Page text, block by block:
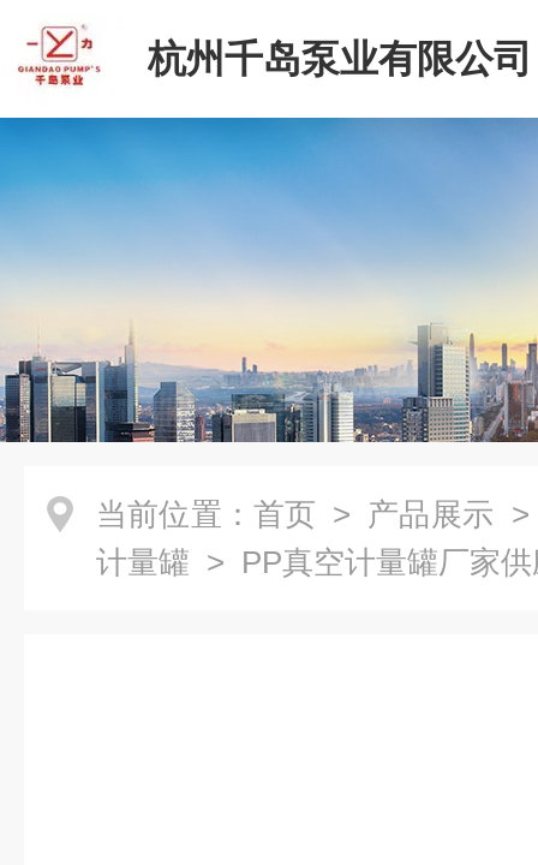
杭州千岛泵业有限公司
当前位置： 首页 > 产品展示
计量罐 > PP真空计量罐厂家